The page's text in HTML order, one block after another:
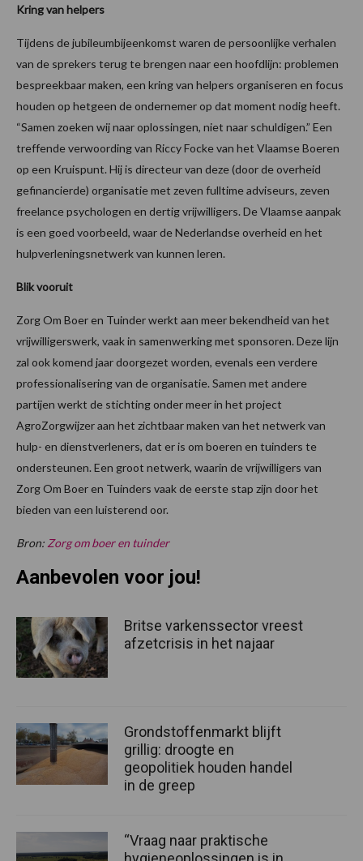
Kring van helpers
Tijdens de jubileumbijeenkomst waren de persoonlijke verhalen
van de sprekers terug te brengen naar een hoofdlijn: problemen
bespreekbaar maken, een kring van helpers organiseren en focus
houden op hetgeen de ondernemer op dat moment nodig heeft.
“Samen zoeken wij naar oplossingen, niet naar schuldigen.” Een
treffende verwoording van Riccy Focke van het Vlaamse Boeren
op een Kruispunt. Hij is directeur van deze (door de overheid
gefinancierde) organisatie met zeven fulltime adviseurs, zeven
freelance psychologen en dertig vrijwilligers. De Vlaamse aanpak
is een goed voorbeeld, waar de Nederlandse overheid en het
hulpverleningsnetwerk van kunnen leren.
Blik vooruit
Zorg Om Boer en Tuinder werkt aan meer bekendheid van het
vrijwilligerswerk, vaak in samenwerking met sponsoren. Deze lijn
zal ook komend jaar doorgezet worden, evenals een verdere
professionalisering van de organisatie. Samen met andere
partijen werkt de stichting onder meer in het project
AgroZorgwijzer aan het zichtbaar maken van het netwerk van
hulp- en dienstverleners, dat er is om boeren en tuinders te
ondersteunen. Een groot netwerk, waarin de vrijwilligers van
Zorg Om Boer en Tuinders vaak de eerste stap zijn door het
bieden van een luisterend oor.
Bron: Zorg om boer en tuinder
Aanbevolen voor jou!
Britse varkenssector vreest
afzetcrisis in het najaar
Grondstoffenmarkt blijft
grillig: droogte en
geopolitiek houden handel
in de greep
“Vraag naar praktische